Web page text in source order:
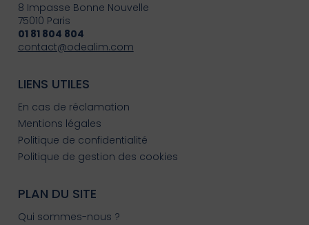
8 Impasse Bonne Nouvelle
75010 Paris
01 81 804 804
contact@odealim.com
LIENS UTILES
En cas de réclamation
Mentions légales
Politique de confidentialité
Politique de gestion des cookies
PLAN DU SITE
Qui sommes-nous ?